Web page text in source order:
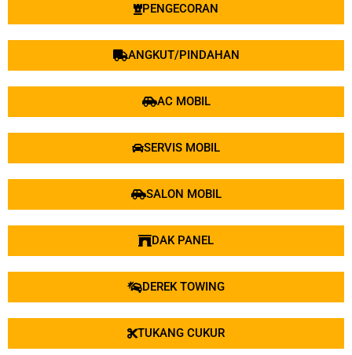
PENGECORAN
ANGKUT/PINDAHAN
AC MOBIL
SERVIS MOBIL
SALON MOBIL
DAK PANEL
DEREK TOWING
TUKANG CUKUR